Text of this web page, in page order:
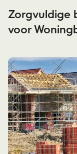
Zorgvuldige
voor